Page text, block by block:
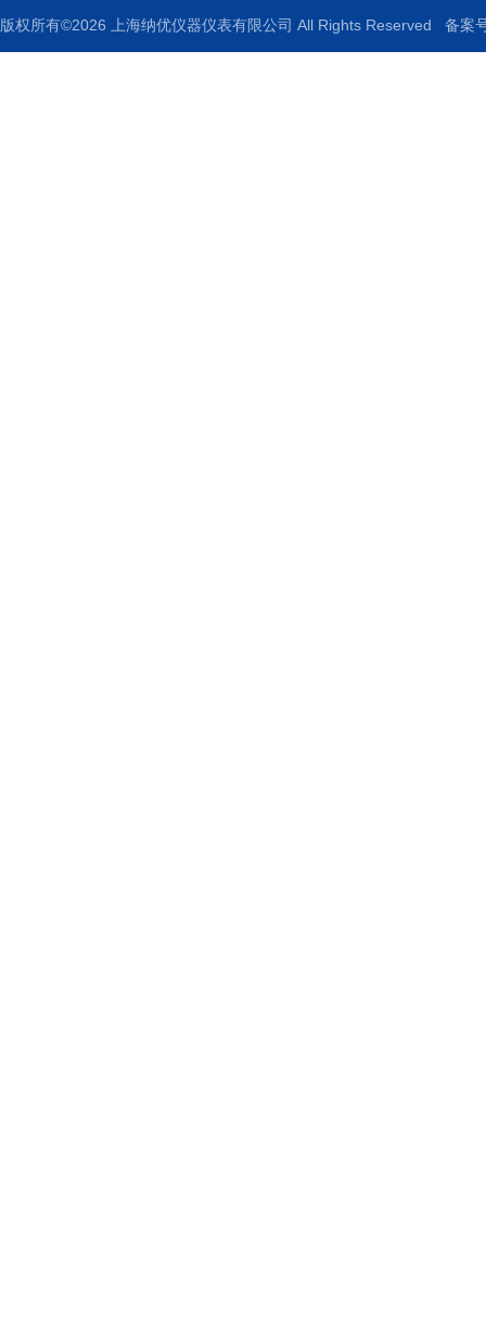
版权所有©2026 上海纳优仪器仪表有限公司 All Rights Reserved 备案